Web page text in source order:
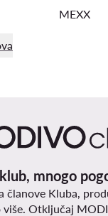
MEXX
mnogo
članove Kluba,
više. Otključaj